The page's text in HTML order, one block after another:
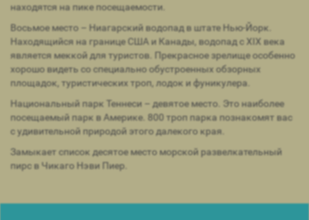
находятся на пике посещаемости.
Восьмое место – Ниагарский водопад в штате Нью-Йорк.
Находящийся на границе США и Канады, водопад с XIX века
является меккой для туристов. Прекрасное зрелище особенно
хорошо видеть со специально обустроенных обзорных
площадок, туристических троп, лодок и фуникулера.
Национальный парк Теннеси – девятое место. Это наиболее
посещаемый парк в Америке. 800 троп парка познакомят вас
с удивительной природой этого далекого края.
Замыкает список десятое место морской развелкательный
пирс в Чикаго Нэви Пиер.